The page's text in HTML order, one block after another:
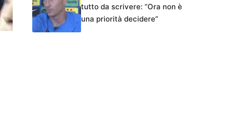
tutto da scrivere: “Ora non è
una priorità decidere”